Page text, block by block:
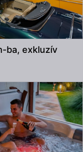
ba, exkluzív